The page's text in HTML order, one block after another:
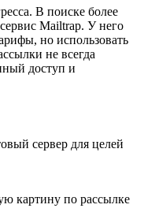
В поиске более
Mailtrap. У него
но использовать
не всегда
доступ и
сервер для целей
картину по рассылке